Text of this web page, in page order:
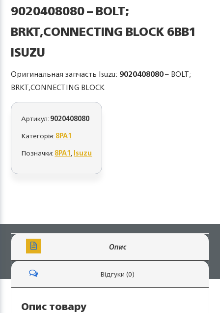
9020408080 – BOLT;
BRKT,CONNECTING BLOCK 6BB1
ISUZU
Оригинальная запчасть Isuzu: 9020408080– BOLT;
BRKT,CONNECTING BLOCK
Артикул:9020408080
Категорія:8PA1
Позначки:8PA1,Isuzu
Опис
Відгуки (0)
Опис товару